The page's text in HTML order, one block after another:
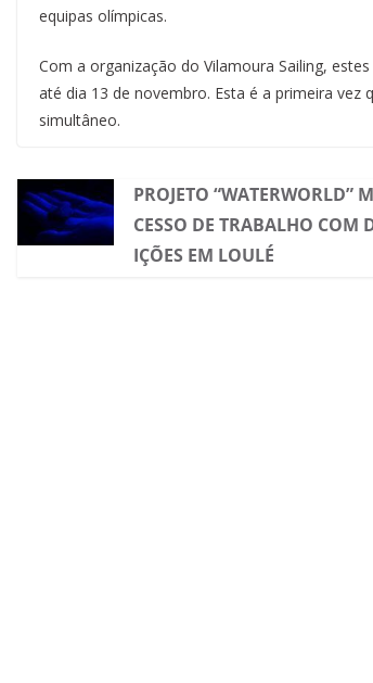
equipas olímpicas.
Com a organização do Vilamoura Sailing,
até dia 13 de novembro. Esta é a primeira vez
simultâneo.
PROJETO “WATERWORLD”
CESSO DE TRABALHO COM
IÇÕES EM LOULÉ